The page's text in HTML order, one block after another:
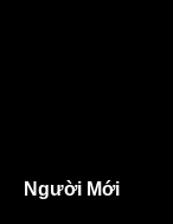
Người Mới